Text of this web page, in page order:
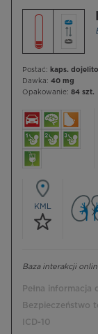
Postać: kaps.
Dawka: 40 mg
Opakowanie: 84 szt.
KML
Baza interakcji
Pełna informacja
Bezpieczeństwo
ICD-10